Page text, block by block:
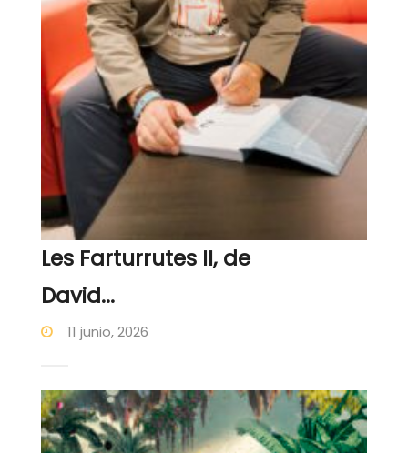
Les Farturrutes II, de
David...
11 junio, 2026